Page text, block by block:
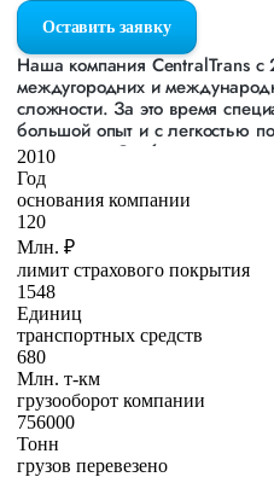
Оставить заявку
Наша компания СentralTrans с
междугородних и
сложности. За это время
большой опыт и с легкостью
в том числе Сруб.
Осуществляем грузоперевозки
всей территории России и
более 756 000 тонн грузов
как: Газпром, ЛСР,
других. Чтобы убедиться
Предоставляем все
услуг: оформление страховки,
работы, оформление
каждым клиентом закреплен
текущем статусе вашего груза.
предложение заполните форму
номеру 8 800 551-74-90
2010
Год
основания компании
120
Млн. ₽
лимит страхового покрытия
1548
Единиц
транспортных средств
680
Млн. т-км
грузооборот компании
756000
Тонн
грузов перевезено